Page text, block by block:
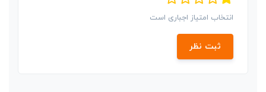
انتخاب امتیاز اجباری است
ثبت نظر